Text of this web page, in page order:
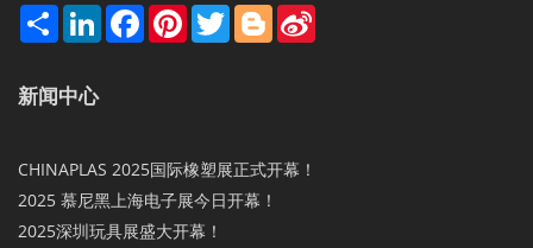
Share LinkedInFacebookPinterestTwitterBlogger
新闻中心
CHINAPLAS 2025国际橡塑展正式开幕！
2025 慕尼黑上海电子展今日开幕！
2025深圳玩具展盛大开幕！